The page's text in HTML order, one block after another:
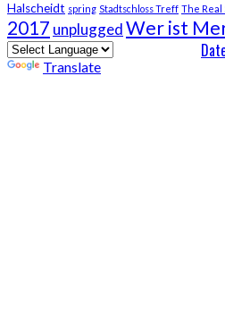
Halscheidt spring Stadtschloss Treff The Real
2017 unpluggedWer ist
Translate